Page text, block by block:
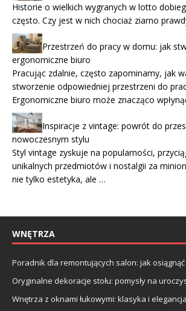
Historie o wielkich wygranych w lotto
często. Czy jest w nich chociaż ziarno
Przestrzeń do pracy w domu: jak
ergonomiczne biuro
Pracując zdalnie, często zapominamy, jak
stworzenie odpowiedniej przestrzeni do
Ergonomiczne biuro może znacząco
Inspiracje z vintage: powrót do
nowoczesnym stylu
Styl vintage zyskuje na popularności,
unikalnych przedmiotów i nostalgii za
nie tylko estetyka, ale …
WNĘTRZA
Poradnik dla remontujących salon: jak
Oryginalne dekoracje stołu: pomysły na
Wnętrza z oknami łukowymi: klasyka i elegancja